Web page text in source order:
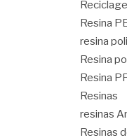
Resina
resina
Resina
Resina
Resinas
resinas
Resinas